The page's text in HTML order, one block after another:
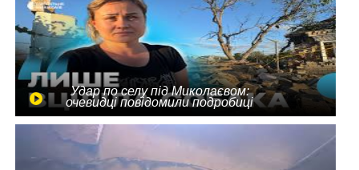
Удар по селу під Миколаєвом:
очевидці повідомили подробиці